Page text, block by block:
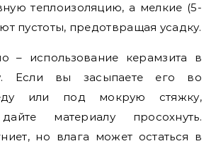
теплоизоляцию, а мелкие (5-
пустоты, предотвращая усадку.
– использование керамзита в
Если вы засыпаете его во
или под мокрую стяжку,
материалу просохнуть.
но влага может остаться в